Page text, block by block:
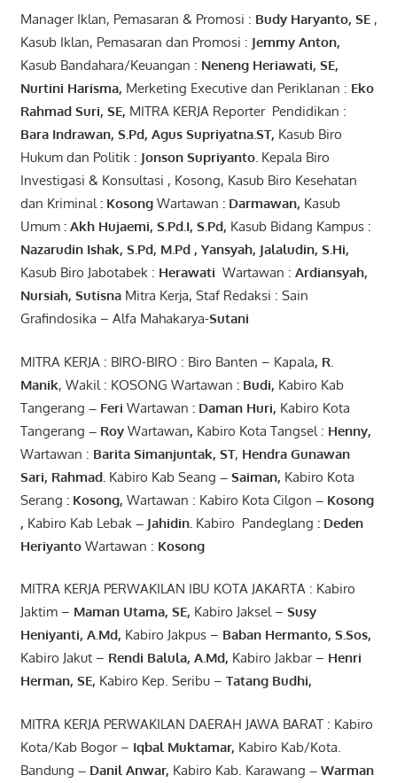
Manager Iklan, Pemasaran & Promosi : Budy Haryanto, SE,
Kasub Iklan, Pemasaran dan Promosi : Jemmy Anton,
Kasub Bandahara/Keuangan : Neneng Heriawati, SE,
Nurtini Harisma, Merketing Executive dan Periklanan : Eko
Rahmad Suri, SE, MITRA KERJA Reporter Pendidikan :
Bara Indrawan, S.Pd, Agus Supriyatna.ST, Kasub Biro
Hukum dan Politik : Jonson Supriyanto. Kepala Biro
Investigasi & Konsultasi , Kosong, Kasub Biro Kesehatan
dan Kriminal: KosongWartawan : Darmawan, Kasub
Umum : Akh Hujaemi, S.Pd.I, S.Pd, Kasub Bidang Kampus :
Nazarudin Ishak, S.Pd, M.Pd, Yansyah, Jalaludin, S.Hi,
Kasub Biro Jabotabek : Herawati Wartawan : Ardiansyah,
Nursiah, SutisnaMitra Kerja, Staf Redaksi : Sain
Grafindosika – Alfa Mahakarya-Sutani
MITRA KERJA : BIRO-BIRO : Biro Banten – Kapala, R.
Manik, Wakil : KOSONG Wartawan : Budi, Kabiro Kab
Tangerang – Feri Wartawan : Daman Huri, Kabiro Kota
Tangerang – RoyWartawan, Kabiro Kota Tangsel : Henny,
Wartawan : Barita Simanjuntak, ST, Hendra Gunawan
Sari, Rahmad. Kabiro Kab Seang – Saiman, Kabiro Kota
Serang : Kosong, Wartawan : Kabiro Kota Cilgon – Kosong
, Kabiro Kab Lebak – Jahidin. Kabiro Pandeglang : Deden
Heriyanto Wartawan : Kosong
MITRA KERJA PERWAKILAN IBU KOTA JAKARTA : Kabiro
Jaktim – Maman Utama, SE, Kabiro Jaksel – Susy
Heniyanti, A.Md, Kabiro Jakpus – Baban Hermanto, S.Sos,
Kabiro Jakut – Rendi Balula, A.Md, Kabiro Jakbar – Henri
Herman, SE, Kabiro Kep. Seribu – Tatang Budhi,
MITRA KERJA PERWAKILAN DAERAH JAWA BARAT : Kabiro
Kota/Kab Bogor – Iqbal Muktamar, Kabiro Kab/Kota.
Bandung – Danil Anwar, Kabiro Kab. Karawang –Warman